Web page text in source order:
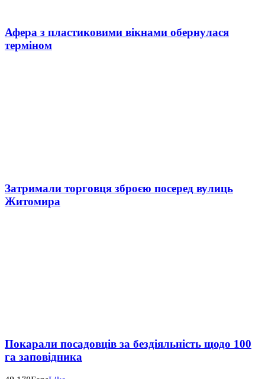
Афера з пластиковими вікнами обернулася
терміном
Затримали торговця зброєю посеред вулиць
Житомира
Покарали посадовців за бездіяльність щодо 100
га заповідника